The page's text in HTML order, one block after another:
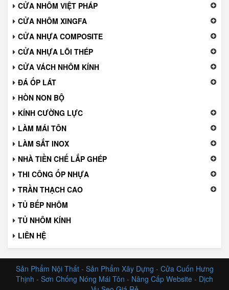
CỬA NHÔM VIỆT PHÁP
CỬA NHÔM XINGFA
CỬA NHỰA COMPOSITE
CỬA NHỰA LÕI THÉP
CỬA VÁCH NHÔM KÍNH
ĐÁ ỐP LÁT
HÒN NON BỘ
KÍNH CƯỜNG LỰC
LÀM MÁI TÔN
LÀM SẮT INOX
NHÀ TIỀN CHẾ LẮP GHÉP
THI CÔNG ỐP NHỰA
TRẦN THẠCH CAO
TỦ BẾP NHÔM
TỦ NHÔM KÍNH
LIÊN HỆ
Sản Phẩm Nội Thất- Sản Phẩm Xây Dựng - Cửa Cuốn Hưng
Thịnh - Sơn Chống Nóng Mái Tôn - Nâng Cấp Website - Dịch